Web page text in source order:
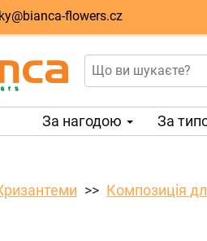
flowers.cz
За нагодою За
Композиція